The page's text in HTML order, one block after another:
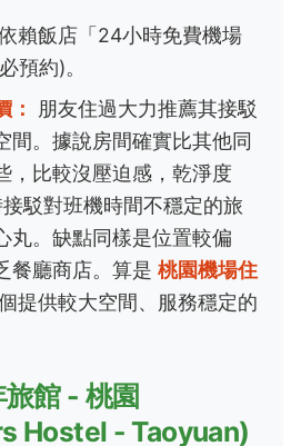
賴飯店「24小時免費機場
預約)。
：
朋友住過大力推薦其接駁
間。據說房間確實比其他同
，比較沒壓迫感，乾淨度
駁對班機時間不穩定的旅
丸。缺點同樣是位置較偏
餐廳商店。算是 桃園機場住
提供較大空間、服務穩定的
館 - 桃園
Hostel - Taoyuan)